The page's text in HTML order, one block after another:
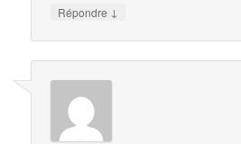
Répondre ↓